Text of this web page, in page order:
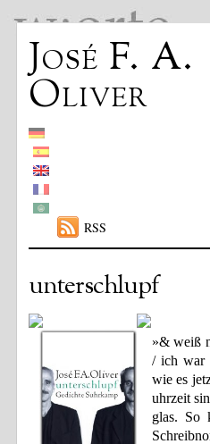
José F. A.
Oliver
RSS
unterschlupf
»& weiß
/ ich war
wie es
uhrzeit
glas. So